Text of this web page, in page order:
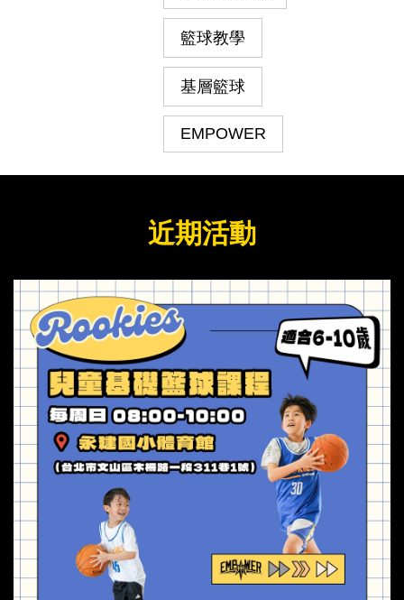
籃球教學
基層籃球
EMPOWER
近期活動